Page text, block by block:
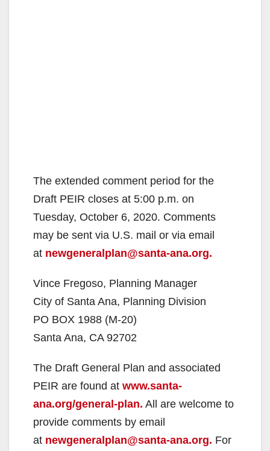
The extended comment period for the
Draft PEIR closes at 5:00 p.m. on
Tuesday, October 6, 2020. Comments
may be sent via U.S. mail or via email
at newgeneralplan@santa-ana.org.
Vince Fregoso, Planning Manager
City of Santa Ana, Planning Division
PO BOX 1988 (M-20)
Santa Ana, CA 92702
The Draft General Plan and associated
PEIR are found at www.santa-
ana.org/general-plan. All are welcome to
provide comments by email
at newgeneralplan@santa-ana.org. For